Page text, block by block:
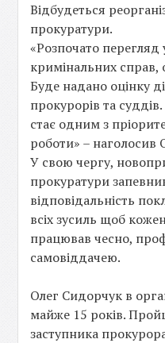
Відбудеться
прокуратури.
«Розпочато перегляд
кримінальних справ,
Буде надано оцінку
прокурорів та
стає одним з
роботи» – наголосив
У свою чергу,
прокуратури
відповідальність
всіх зусиль щоб
працював чесно,
самовіддачею.
Олег Сидорчук в
майже 15 років.
заступника